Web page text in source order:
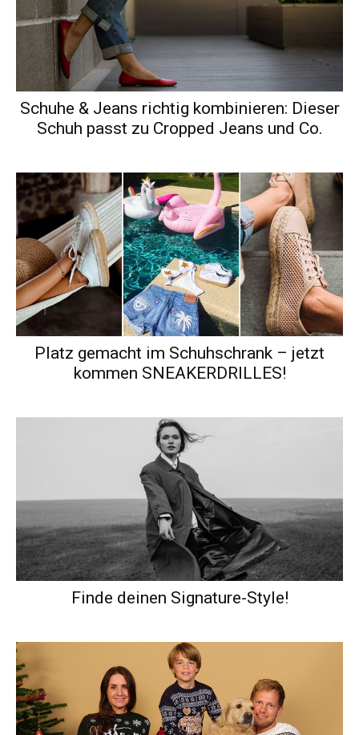
Schuhe & Jeans richtig kombinieren: Dieser
Schuh passt zu Cropped Jeans und Co.
Platz gemacht im Schuhschrank – jetzt
kommen SNEAKERDRILLES!
Finde deinen Signature-Style!